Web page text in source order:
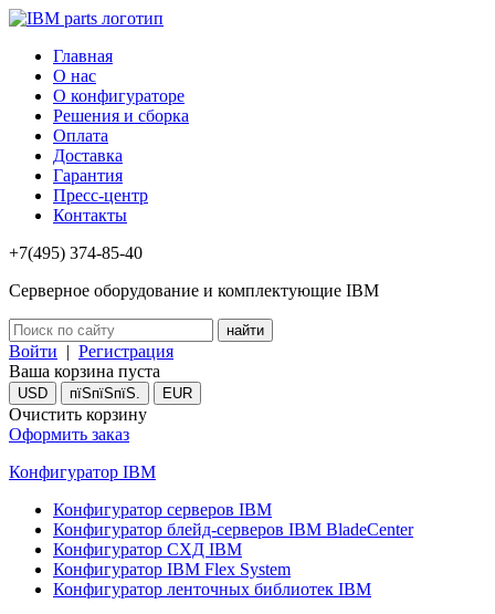
Главная
О нас
О конфигураторе
Решения и сборка
Оплата
Доставка
Гарантия
Пресс-центр
Контакты
+7(495) 374-85-40
Серверное оборудование и комплектующие IBM
Войти | Регистрация
Ваша корзина пуста
USD пїЅпїЅпїЅ. EUR
Очистить корзину
Оформить заказ
Конфигуратор IBM
Конфигуратор серверов IBM
Конфигуратор блейд-серверов IBM BladeCenter
Конфигуратор СХД IBM
Конфигуратор IBM Flex System
Конфигуратор ленточных библиотек IBM